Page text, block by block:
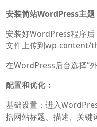
安装简站WordPress主题
安装好WordPress程序
文件上传到wp-content/
在WordPress后台选择“外
配置和优化：
基础设置：进入
括网站标题、描述、关键